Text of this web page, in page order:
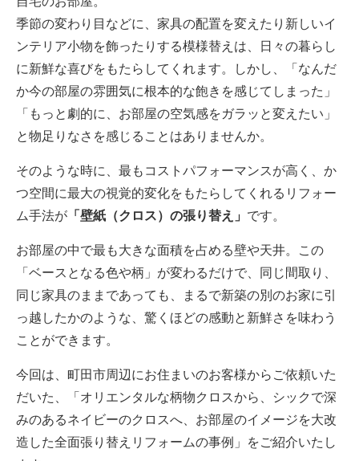
季節の変わり目などに、家具の配置を変えたり新しいイ
ンテリア小物を飾ったりする模様替えは、日々の暮らし
に新鮮な喜びをもたらしてくれます。しかし、「なんだ
か今の部屋の雰囲気に根本的な飽きを感じてしまった」
「もっと劇的に、お部屋の空気感をガラッと変えたい」
と物足りなさを感じることはありませんか。
そのような時に、最もコストパフォーマンスが高く、か
つ空間に最大の視覚的変化をもたらしてくれるリフォー
ム手法が 「壁紙（クロス）の張り替え」 です。
お部屋の中で最も大きな面積を占める壁や天井。この
「ベースとなる色や柄」が変わるだけで、同じ間取り、
同じ家具のままであっても、まるで新築の別のお家に引
っ越したかのような、驚くほどの感動と新鮮さを味わう
ことができます。
今回は、町田市周辺にお住まいのお客様からご依頼いた
だいた、「オリエンタルな柄物クロスから、シックで深
みのあるネイビーのクロスへ、お部屋のイメージを大改
造した全面張り替えリフォームの事例」をご紹介いたし